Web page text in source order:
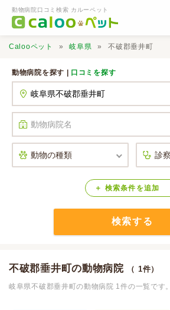
動物病院口コミ検索 カルーペット
口コミ検索
Calooペットとは？
Calooペット 岐阜県 不破郡垂井町
動物病院を探す | 口コミを探す
検索条件 を追加
検索する
不破郡垂井町の動物病院 （ 1件）
岐阜県不破郡垂井町の動物病院 1件の一覧です。